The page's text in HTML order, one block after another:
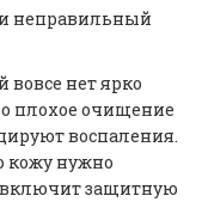
неправильный
нет ярко
плохое очищение
воспаления.
нужно
включит защитную